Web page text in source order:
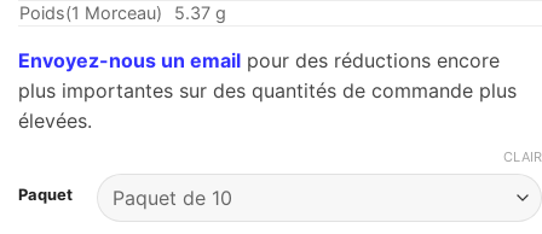
Poids(1 Morceau)
5.37 g
Envoyez-nous un email pour des réductions encore
plus importantes sur des quantités de commande plus
élevées.
Paquet
CLAIR